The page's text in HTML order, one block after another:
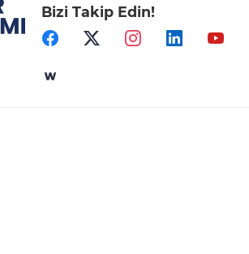
Bizi Takip Edin!